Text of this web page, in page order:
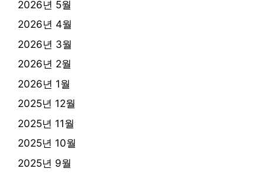
2026년 5월
2026년 4월
2026년 3월
2026년 2월
2026년 1월
2025년 12월
2025년 11월
2025년 10월
2025년 9월